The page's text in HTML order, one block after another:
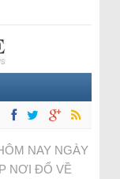
NAY NGÀY
NƠI ĐỔ VỀ